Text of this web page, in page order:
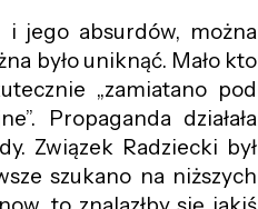
jego absurdów, można
było uniknąć. Mało kto
„zamiatano pod
Propaganda działała
Związek Radziecki był
szukano na niższych